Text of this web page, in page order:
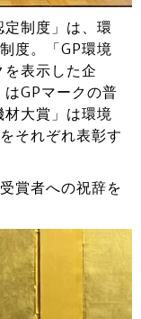
定制度」は、環
度。「GP環境
表示した企
GPマークの普
材大賞」は環境
それぞれ表彰す
賞者への祝辞を